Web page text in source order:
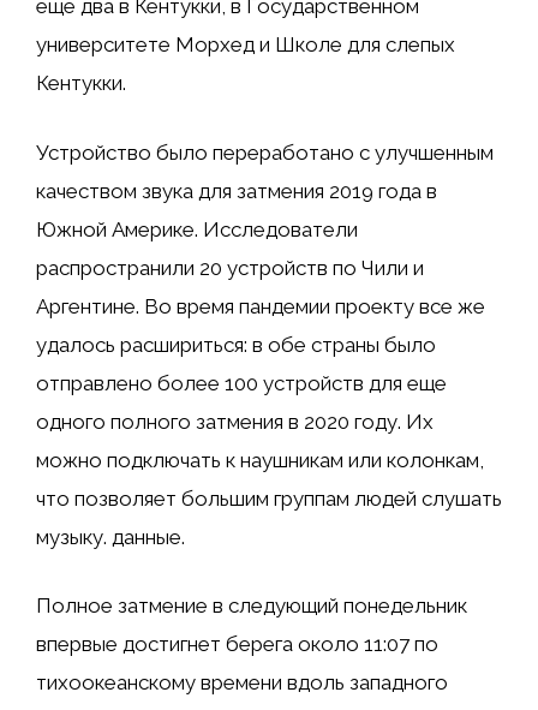
еще два в Кентукки, в Государственном
университете Морхед и Школе для слепых
Кентукки.
Устройство было переработано с улучшенным
качеством звука для затмения 2019 года в
Южной Америке. Исследователи
распространили 20 устройств по Чили и
Аргентине. Во время пандемии проекту все же
удалось расшириться: в обе страны было
отправлено более 100 устройств для еще
одного полного затмения в 2020 году. Их
можно подключать к наушникам или колонкам,
что позволяет большим группам людей слушать
музыку. данные.
Полное затмение в следующий понедельник
впервые достигнет берега около 11:07 по
тихоокеанскому времени вдоль западного